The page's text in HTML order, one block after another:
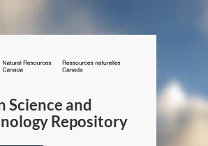
/
Canada
Science and
Repository